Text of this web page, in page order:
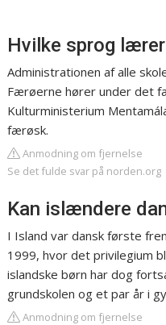
Hvilke sprog
Administrationen af alle
Færøerne hører under det
Kulturministerium
færøsk.
Anmodning om fjernelse
Se det fulde svar på norden.org
Kan islændere
I Island var dansk første
1999, hvor det privilegium
islandske børn har dog
grundskolen og et par år i
Anmodning om fjernelse